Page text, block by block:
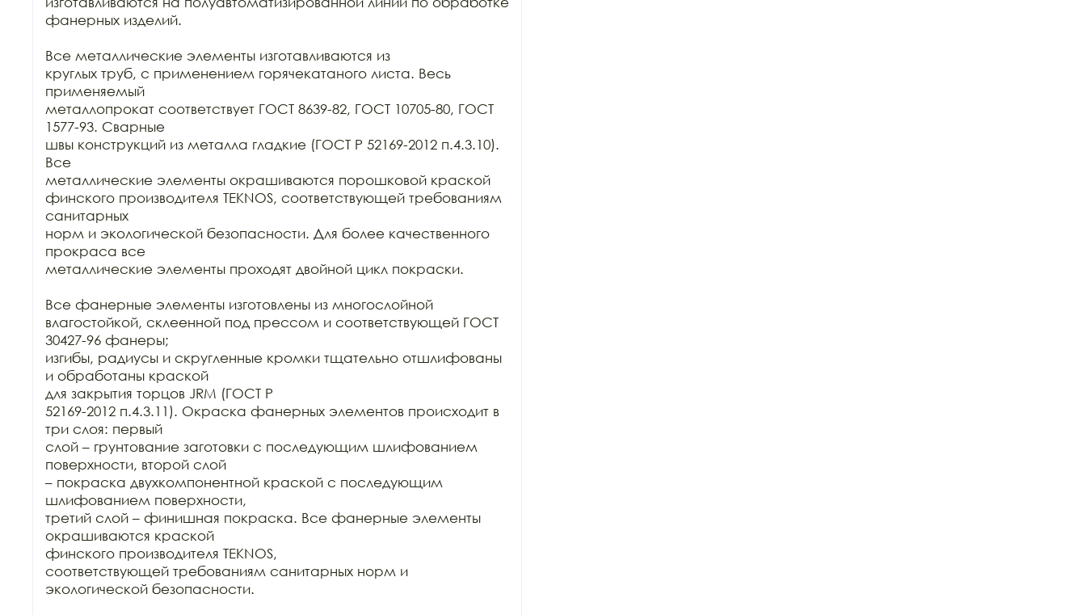
фанерных изделий.
Все металлические элементы изготавливаются из
круглых труб, с применением горячекатаного листа. Весь
применяемый
металлопрокат соответствует ГОСТ 8639-82, ГОСТ 10705-80, ГОСТ
1577-93. Сварные
швы конструкций из металла гладкие (ГОСТ Р 52169-2012 п.4.3.10).
Все
металлические элементы окрашиваются порошковой краской
финского производителя TEKNOS, соответствующей требованиям
санитарных
норм и экологической безопасности. Для более качественного
прокраса все
металлические элементы проходят двойной цикл покраски.
Все фанерные элементы изготовлены из многослойной
влагостойкой, склеенной под прессом и соответствующей ГОСТ
30427-96 фанеры;
изгибы, радиусы и скругленные кромки тщательно отшлифованы
и обработаны краской
для закрытия торцов JRM (ГОСТ Р
52169-2012 п.4.3.11). Окраска фанерных элементов происходит в
три слоя: первый
слой – грунтование заготовки с последующим шлифованием
поверхности, второй слой
– покраска двухкомпонентной краской с последующим
шлифованием поверхности,
третий слой – финишная покраска. Все фанерные элементы
окрашиваются краской
финского производителя TEKNOS,
соответствующей требованиям санитарных норм и
экологической безопасности.